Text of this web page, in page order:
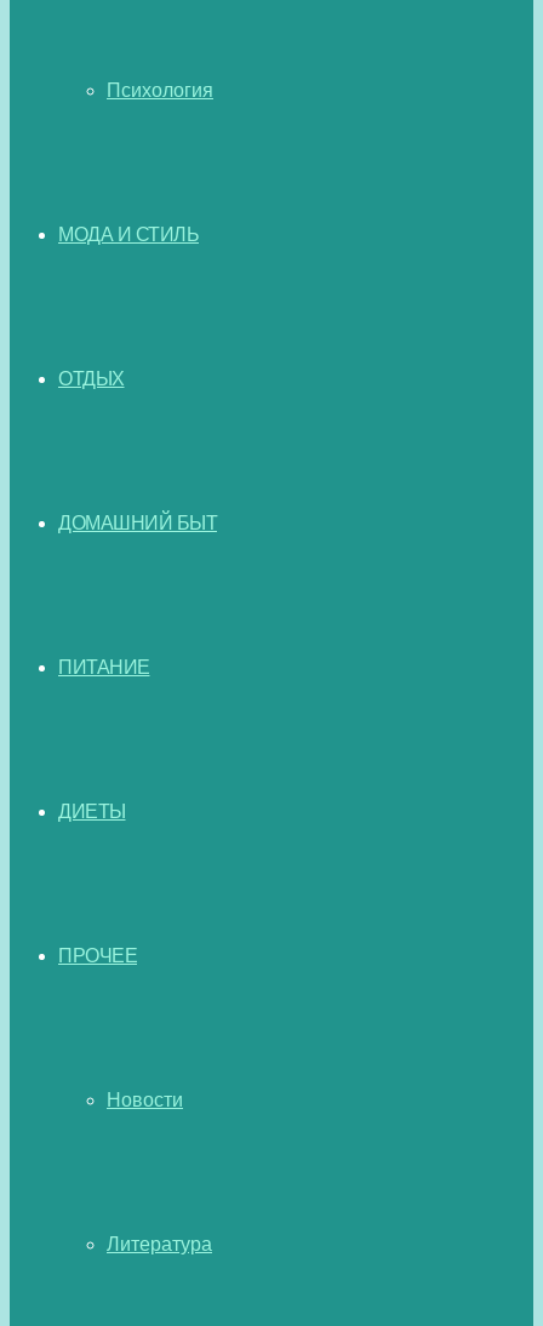
Психология
МОДА И СТИЛЬ
ОТДЫХ
ДОМАШНИЙ БЫТ
ПИТАНИЕ
ДИЕТЫ
ПРОЧЕЕ
Новости
Литература